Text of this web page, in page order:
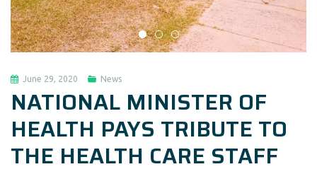
June 29, 2020 News
NATIONAL MINISTER OF
HEALTH PAYS TRIBUTE TO
THE HEALTH CARE STAFF